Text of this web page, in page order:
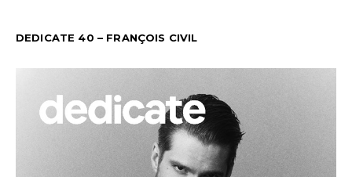
DEDICATE 40 – FRANÇOIS CIVIL